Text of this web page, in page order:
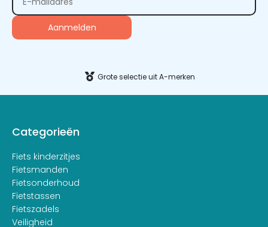
Grote selectie uit A-merken
Categorieën
Fiets kinderzitjes
Fietsmanden
Fietsonderhoud
Fietstassen
Fietszadels
Veiligheid